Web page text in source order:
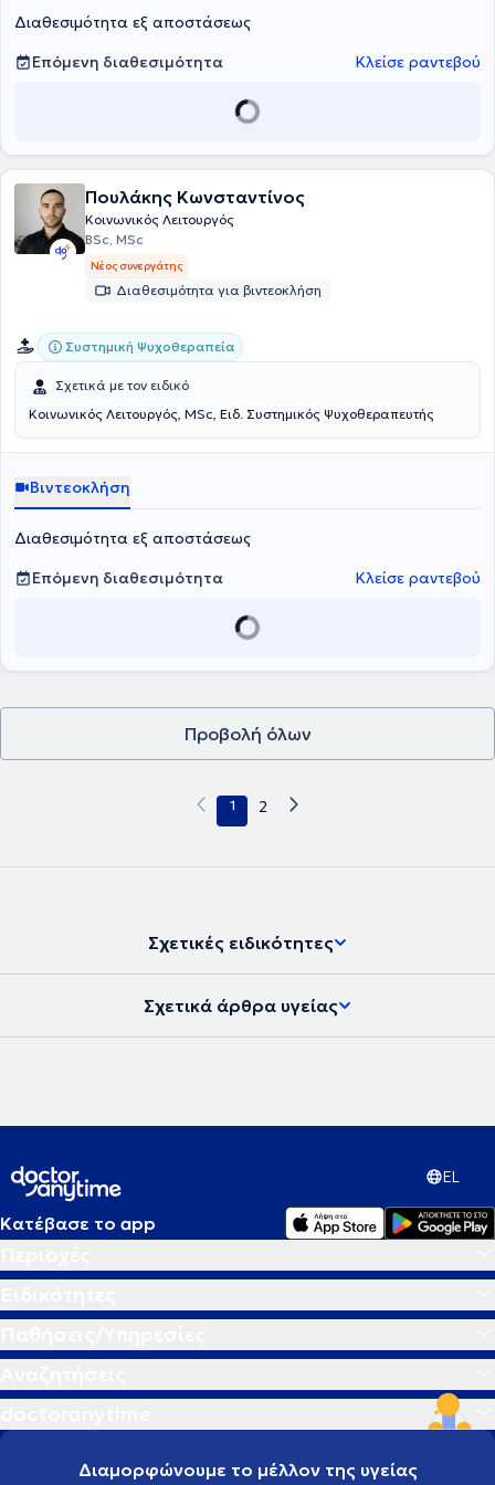
Υποστήριξης.
Διαθεσιμότητα εξ αποστάσεως
Επόμενη διαθεσιμότητα
Κλείσε ραντεβού
Πουλάκης Κωνσταντίνος
Κοινωνικός Λειτουργός
BSc, MSc
Νέος συνεργάτης
Διαθεσιμότητα για βιντεοκλήση
Συστημική Ψυχοθεραπεία
Σχετικά με τον ειδικό
Κοινωνικός Λειτουργός, MSc, Ειδ. Συστημικός Ψυχοθεραπευτής
Βιντεοκλήση
Διαθεσιμότητα εξ αποστάσεως
Επόμενη διαθεσιμότητα
Κλείσε ραντεβού
Προβολή όλων
1 2
Σχετικές ειδικότητες
Σχετικά άρθρα υγείας
EL
Κατέβασε το app
Διαμορφώνουμε το μέλλον της υγείας